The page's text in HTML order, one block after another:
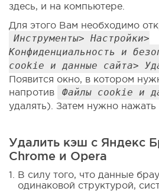
здесь, и на компьютере.
Для этого Вам необходимо
Инструменты> Настройки>
Конфиденциальность и
cookie и данные сайта>
Появится окно, в котором
напротив
Файлы cookie и
удалять). Затем нужно нажать
Удалить кэш с Яндекс
Chrome и Opera
В силу того, что данные
одинаковой структурой,